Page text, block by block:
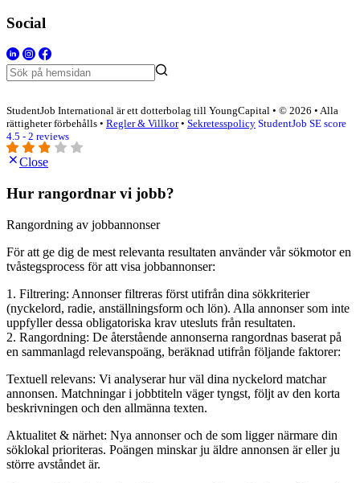
Social
StudentJob International är ett dotterbolag till YoungCapital • © 2026 • Alla
rättigheter förbehålls • Regler & Villkor• Sekretesspolicy StudentJob SE score
4.5 - 2 reviews
Close
Hur rangordnar vi jobb?
Rangordning av jobbannonser
För att ge dig de mest relevanta resultaten använder vår sökmotor en
tvåstegsprocess för att visa jobbannonser:
1. Filtrering: Annonser filtreras först utifrån dina sökkriterier
(nyckelord, radie, anställningsform och lön). Alla annonser som inte
uppfyller dessa obligatoriska krav utesluts från resultaten.
2. Rangordning: De återstående annonserna rangordnas baserat på
en sammanlagd relevanspoäng, beräknad utifrån följande faktorer:
Textuell relevans: Vi analyserar hur väl dina nyckelord matchar
annonsen. Matchningar i jobbtiteln väger tyngst, följt av den korta
beskrivningen och den allmänna texten.
Aktualitet & närhet: Nya annonser och de som ligger närmare din
söklokal prioriteras. Poängen minskar ju äldre annonsen är eller ju
större avståndet är.